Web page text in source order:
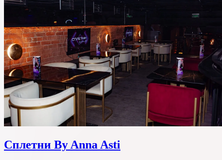
Сплетни By Anna Asti